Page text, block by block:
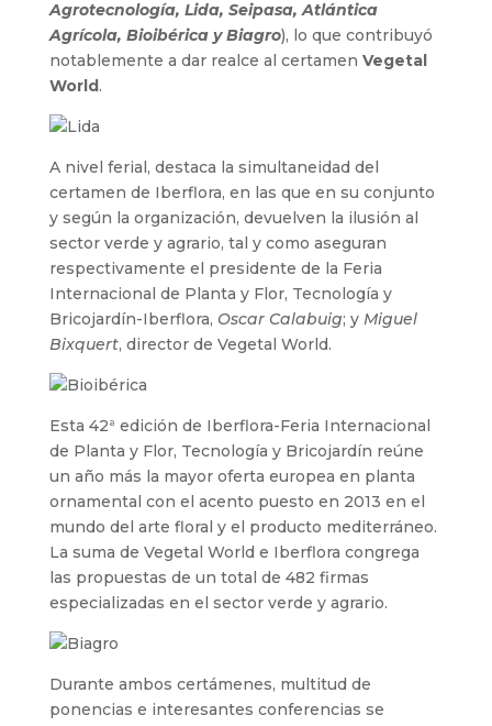
Agrotecnología, Lida, Seipasa, Atlántica
Agrícola, Bioibérica y Biagro), lo que contribuyó
notablemente a dar realce al certamen Vegetal
World.
A nivel ferial, destaca la simultaneidad del
certamen de Iberflora, en las que en su conjunto
y según la organización, devuelven la ilusión al
sector verde y agrario, tal y como aseguran
respectivamente el presidente de la Feria
Internacional de Planta y Flor, Tecnología y
Bricojardín-Iberflora, Oscar Calabuig; y Miguel
Bixquert, director de Vegetal World.
Esta 42ª edición de Iberflora-Feria Internacional
de Planta y Flor, Tecnología y Bricojardín reúne
un año más la mayor oferta europea en planta
ornamental con el acento puesto en 2013 en el
mundo del arte floral y el producto mediterráneo.
La suma de Vegetal World e Iberflora congrega
las propuestas de un total de 482 firmas
especializadas en el sector verde y agrario.
Durante ambos certámenes, multitud de
ponencias e interesantes conferencias se